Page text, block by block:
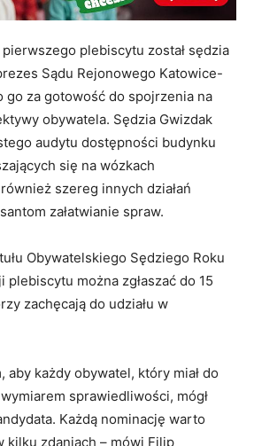
plebiscytu został sędzia
Sądu Rejonowego Katowice-
go za gotowość do spojrzenia na
obywatela. Sędzia Gwizdak
audytu dostępności budynku
się na wózkach
szereg innych działań
załatwianie spraw.
Obywatelskiego Sędziego Roku
można zgłaszać do 15
zachęcają do udziału w
aby każdy obywatel, który miał do
sprawiedliwości, mógł
Każdą nominację warto
kilku zdaniach – mówi Filip